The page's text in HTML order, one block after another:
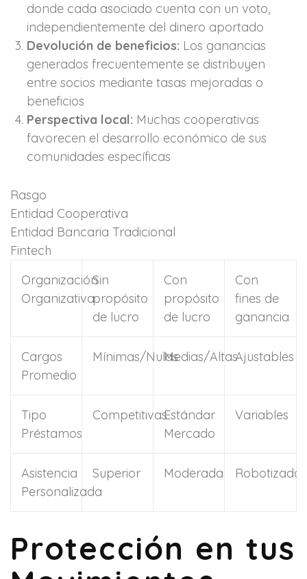
donde cada asociado cuenta con un voto,
independientemente del dinero aportado
Devolución de beneficios: Los ganancias
generados frecuentemente se distribuyen
entre socios mediante tasas mejoradas o
beneficios
Perspectiva local: Muchas cooperativas
favorecen el desarrollo económico de sus
comunidades específicas
Rasgo
Entidad Cooperativa
Entidad Bancaria Tradicional
Fintech
Organización
Organizativa
Sin
propósito
de lucro
Con
propósito
de lucro
Con
fines de
ganancia
Cargos
Promedio
Mínimas/NulasMedias/AltasAjustables
Tipo
Préstamos
CompetitivasEstándar
Mercado
Variables
Asistencia
Personalizada
Superior Moderada Robotizada
Protección en tus